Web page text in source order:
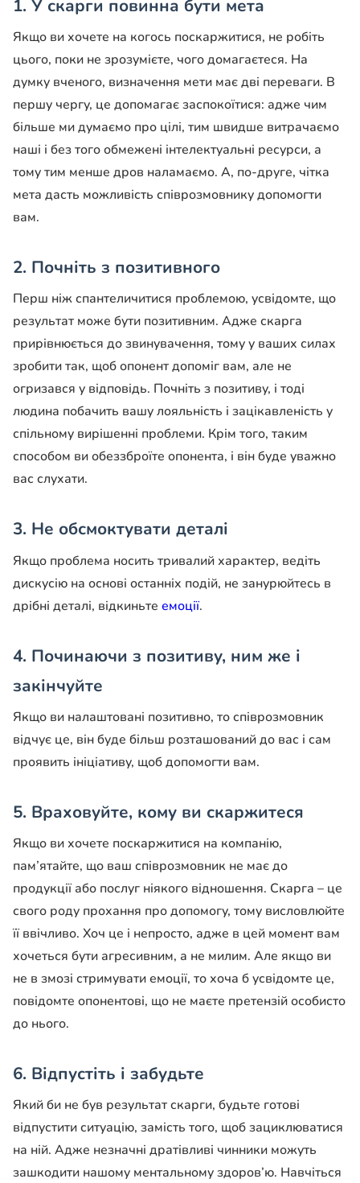
1. У скарги повинна бути мета
Якщо ви хочете на когось поскаржитися, не робіть
цього, поки не зрозумієте, чого домагаєтеся. На
думку вченого, визначення мети має дві переваги. В
першу чергу, це допомагає заспокоїтися: адже чим
більше ми думаємо про цілі, тим швидше витрачаємо
наші і без того обмежені інтелектуальні ресурси, а
тому тим менше дров наламаємо. А, по-друге, чітка
мета дасть можливість співрозмовнику допомогти
вам.
2. Почніть з позитивного
Перш ніж спантеличитися проблемою, усвідомте, що
результат може бути позитивним. Адже скарга
прирівнюється до звинувачення, тому у ваших силах
зробити так, щоб опонент допоміг вам, але не
огризався у відповідь. Почніть з позитиву, і тоді
людина побачить вашу лояльність і зацікавленість у
спільному вирішенні проблеми. Крім того, таким
способом ви обеззброїте опонента, і він буде уважно
вас слухати.
3. Не обсмоктувати деталі
Якщо проблема носить тривалий характер, ведіть
дискусію на основі останніх подій, не занурюйтесь в
дрібні деталі, відкиньте емоції.
4. Починаючи з позитиву, ним же і
закінчуйте
Якщо ви налаштовані позитивно, то співрозмовник
відчує це, він буде більш розташований до вас і сам
проявить ініціативу, щоб допомогти вам.
5. Враховуйте, кому ви скаржитеся
Якщо ви хочете поскаржитися на компанію,
пам’ятайте, що ваш співрозмовник не має до
продукції або послуг ніякого відношення. Скарга – це
свого роду прохання про допомогу, тому висловлюйте
її ввічливо. Хоч це і непросто, адже в цей момент вам
хочеться бути агресивним, а не милим. Але якщо ви
не в змозі стримувати емоції, то хоча б усвідомте це,
повідомте опонентові, що не маєте претензій особисто
до нього.
6. Відпустіть і забудьте
Який би не був результат скарги, будьте готові
відпустити ситуацію, замість того, щоб зациклюватися
на ній. Адже незначні дратівливі чинники можуть
зашкодити нашому ментальному здоров’ю. Навчіться